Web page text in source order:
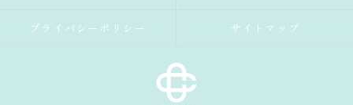
プライバシーポリシー サイトマップ